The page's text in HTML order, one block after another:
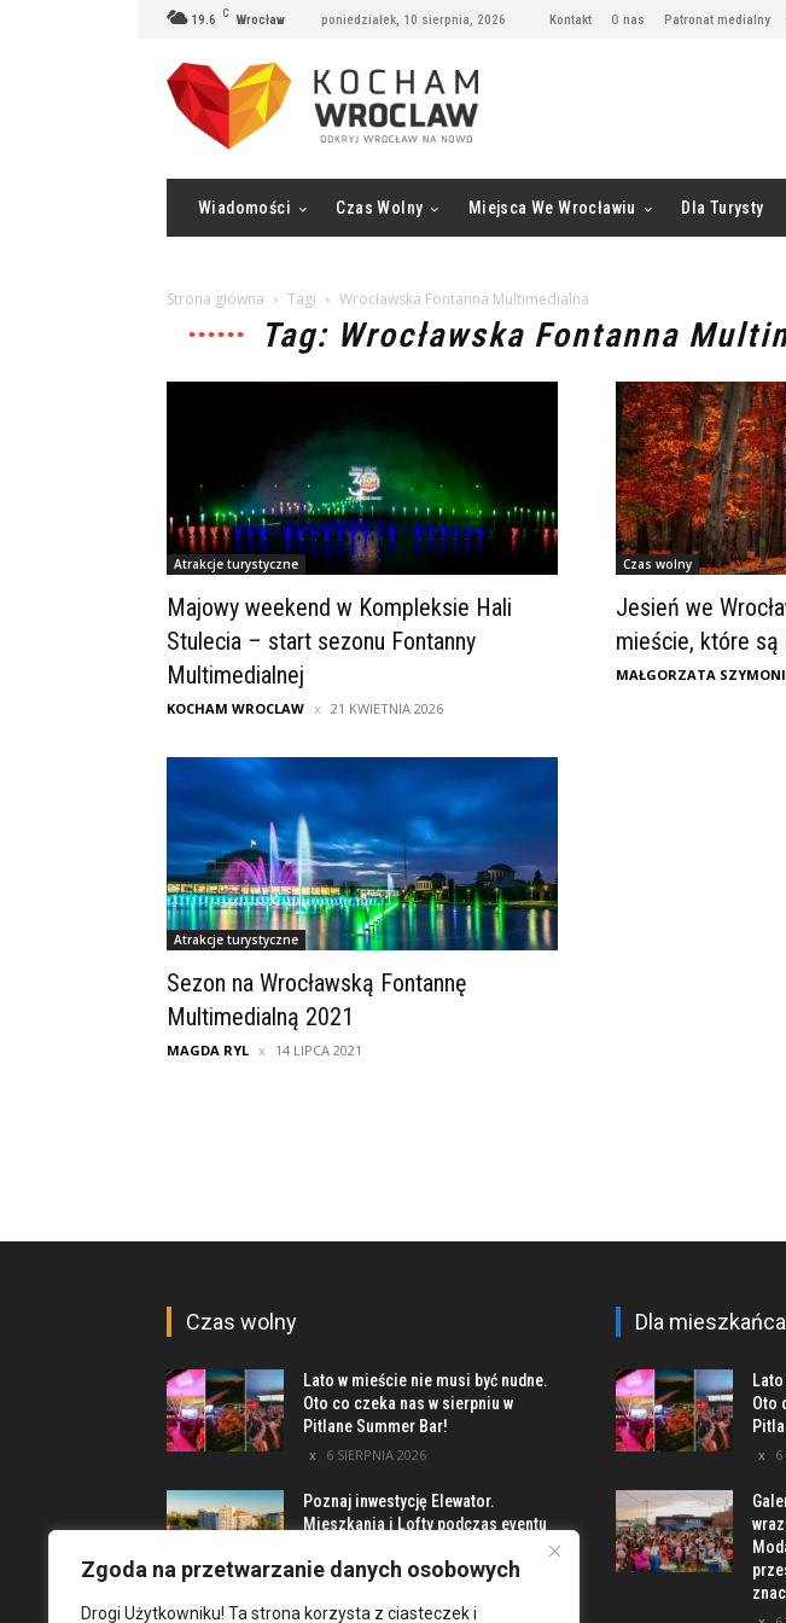
Zgoda na przetwarzanie danych osobowych
Drogi Użytkowniku! Ta strona korzysta z ciasteczek i
19.6 C Wrocław poniedziałek, 10 sierpnia, 2026 Kontakt O nas Patronat medialny
Wiadomości Czas Wolny Miejsca We Wrocławiu Dla Turysty
Strona główna Tagi Wrocławska Fontanna Multimedialna
Tag: Wrocławska Fontanna
Atrakcje turystyczne
Majowy weekend w Kompleksie Hali
Stulecia – start sezonu Fontanny
Multimedialnej
KOCHAM WROCLAW 21 KWIETNIA 2026
Czas wolny
Jesień we
mieście, które są
MAŁGORZATA
Atrakcje turystyczne
Sezon na Wrocławską Fontannę
Multimedialną 2021
MAGDA RYL 14 LIPCA 2021
Czas wolny
Lato w mieście nie musi być nudne.
Oto co czeka nas w sierpniu w
Pitlane Summer Bar!
6 SIERPNIA 2026
Poznaj inwestycję Elewator.
Mieszkania i Lofty podczas eventu
5 SIERPNIA 2026
Dla mieszkańca
Oto
6